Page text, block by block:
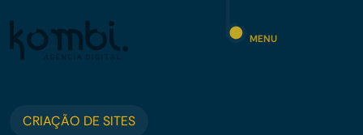
MENU
CRIAÇÃO DE SITES